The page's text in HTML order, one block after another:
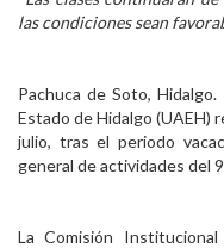
Visitantes
las condiciones sean
Pachuca de Soto,
Estado de Hidalgo (UAEH)
julio, tras el periodo
general de actividades del
La Comisión